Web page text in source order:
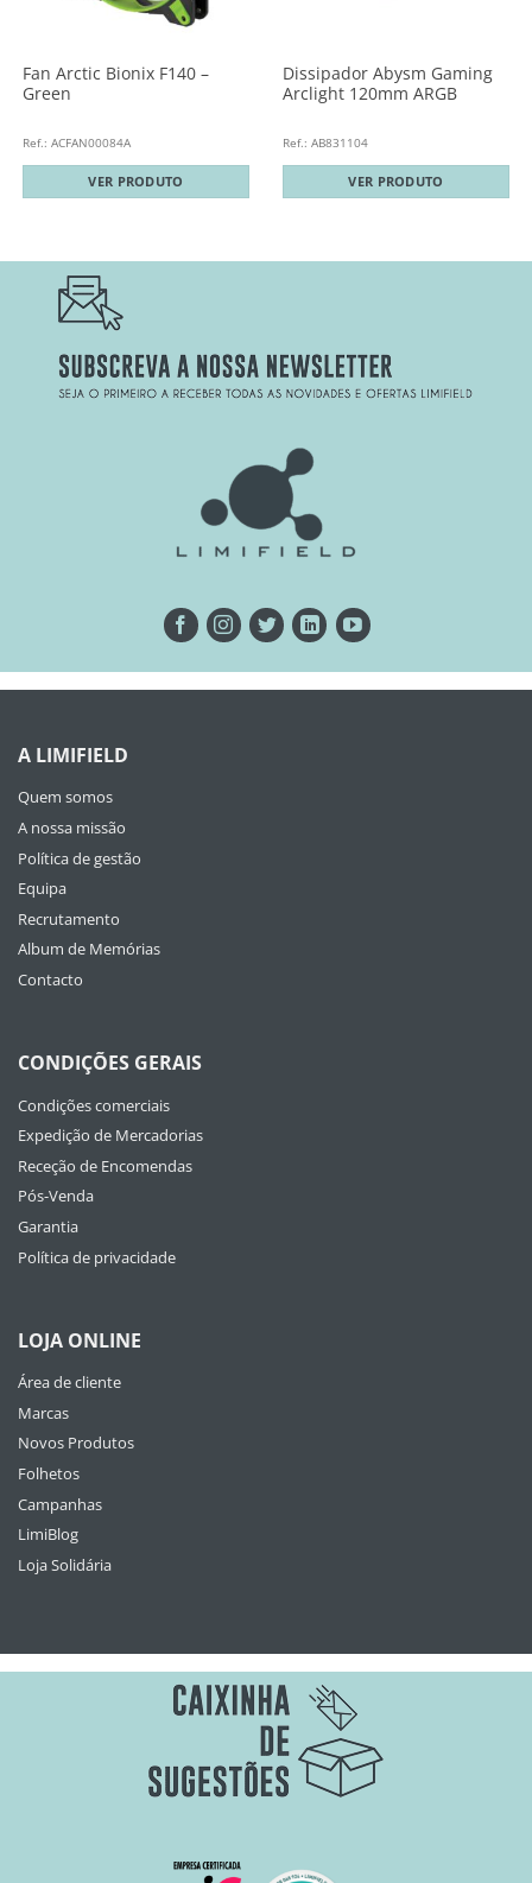
Fan Arctic Bionix F140 –
Green
Ref.: ACFAN00084A
VER PRODUTO
Dissipador Abysm Gaming
Arclight 120mm ARGB
Ref.: AB831104
VER PRODUTO
A LIMIFIELD
Quem somos
A nossa missão
Política de gestão
Equipa
Recrutamento
Album de Memórias
Contacto
CONDIÇÕES GERAIS
Condições comerciais
Expedição de Mercadorias
Receção de Encomendas
Pós-Venda
Garantia
Política de privacidade
LOJA ONLINE
Área de cliente
Marcas
Novos Produtos
Folhetos
Campanhas
LimiBlog
Loja Solidária